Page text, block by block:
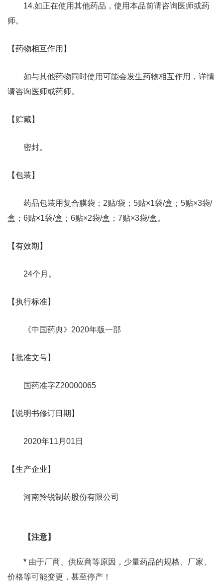
14.如正在使用其他药品，使用本品前请咨询医师或药
师。
【药物相互作用】
如与其他药物同时使用可能会发生药物相互作用，详情
请咨询医师或药师。
【贮藏】
密封。
【包装】
药品包装用复合膜袋；2贴/袋；5贴×1袋/盒；5贴×3袋/
盒；6贴×1袋/盒；6贴×2袋/盒；7贴×3袋/盒。
【有效期】
24个月。
【执行标准】
《中国药典》2020年版一部
【批准文号】
国药准字Z20000065
【说明书修订日期】
2020年11月01日
【生产企业】
河南羚锐制药股份有限公司
【注意】
* 由于厂商、供应商等原因，少量药品的规格、厂家、
价格等可能变更，甚至停产！